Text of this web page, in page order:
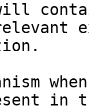
will
in